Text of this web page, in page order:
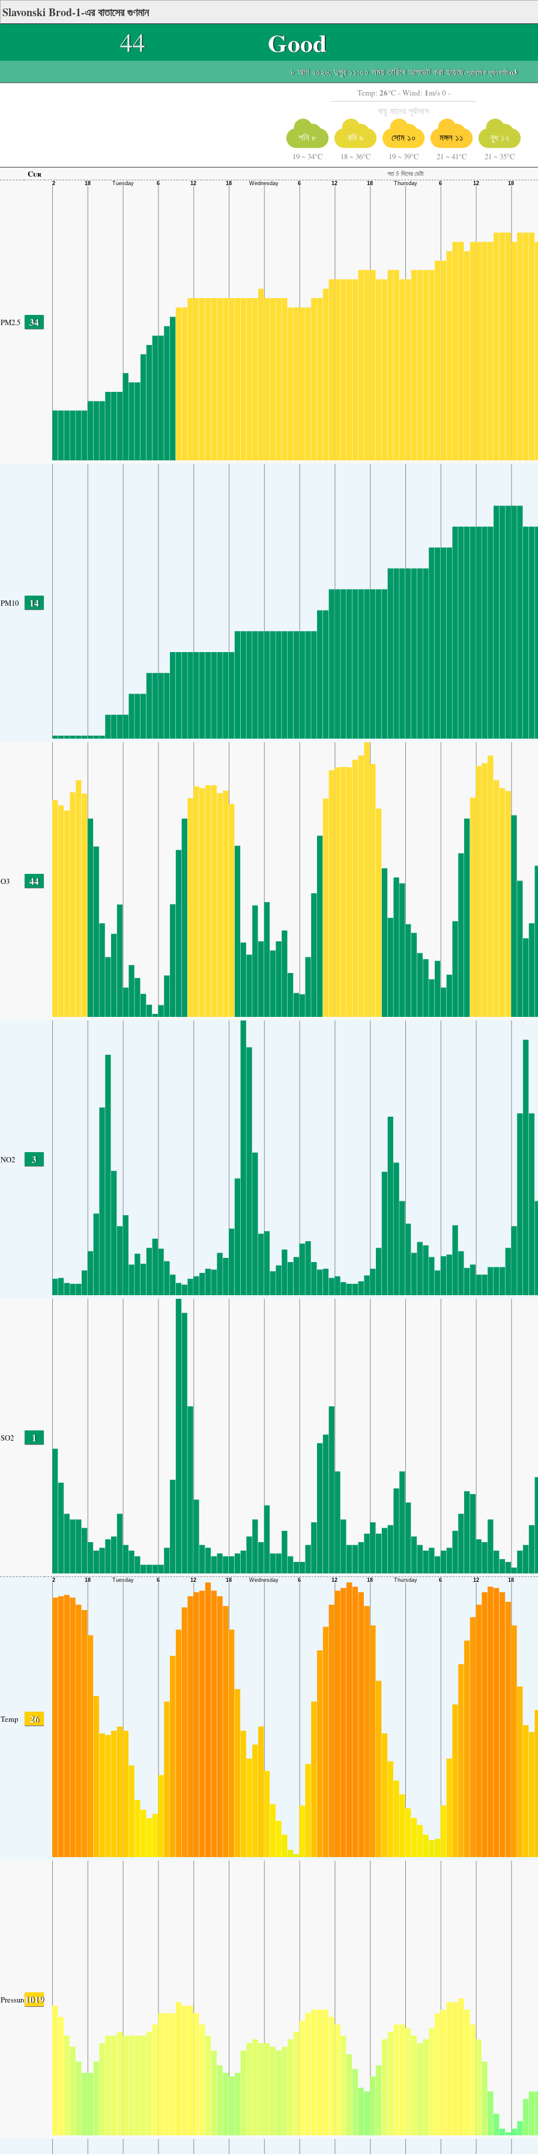
Slavonski Brod-1-এর বাতাসের গুণমান
44 Good
৮ আগ ২০২৬, দুপুর ১১:০০ সময় তারিখে আপডেট করা হয়েছে-প্রাথমিক দূষণকারী:o3
Temp: 26°C - Wind: 1m/s 0 -
বায়ু মানের পূর্বাভাস
শনি ৮
19 ~ 34°C
রবি ৯
18 ~ 36°C
সোম ১০
19 ~ 39°C
মঙ্গল ১১
21 ~ 41°C
বুধ ১২
21 ~ 35°C
Cur
গত 5 দিনের ডেটা
PM2.5 34
PM10 14
O3 44
NO2 3
SO2 1
Temp 26
Pressure1019